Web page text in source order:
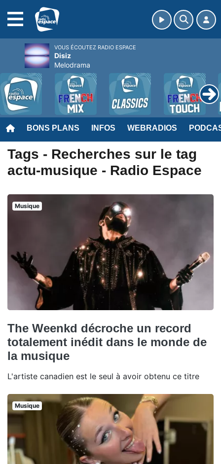
BONS PLANS INFOS WEBRADIOS
Tags - Recherches sur le tag
actu-musique - Radio Espace
Musique
The Weenkd décroche un record
totalement inédit dans le monde de
la musique
L'artiste canadien est le seul à avoir obtenu ce titre
Musique
VOUS ÉCOUTEZ RADIO ESPACE
Disiz
Melodrama